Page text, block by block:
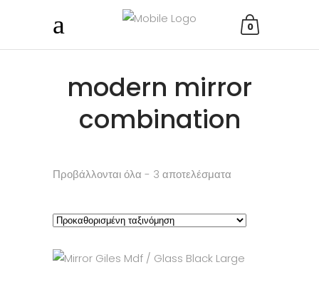
0
modern mirror
combination
Προβάλλονται όλα - 3 αποτελέσματα